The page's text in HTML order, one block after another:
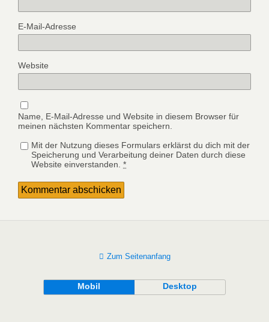
E-Mail-Adresse
Website
Name, E-Mail-Adresse und Website in diesem Browser für
meinen nächsten Kommentar speichern.
Mit der Nutzung dieses Formulars erklärst du dich mit der
Speicherung und Verarbeitung deiner Daten durch diese
Website einverstanden. *
Zum Seitenanfang
Mobil Desktop